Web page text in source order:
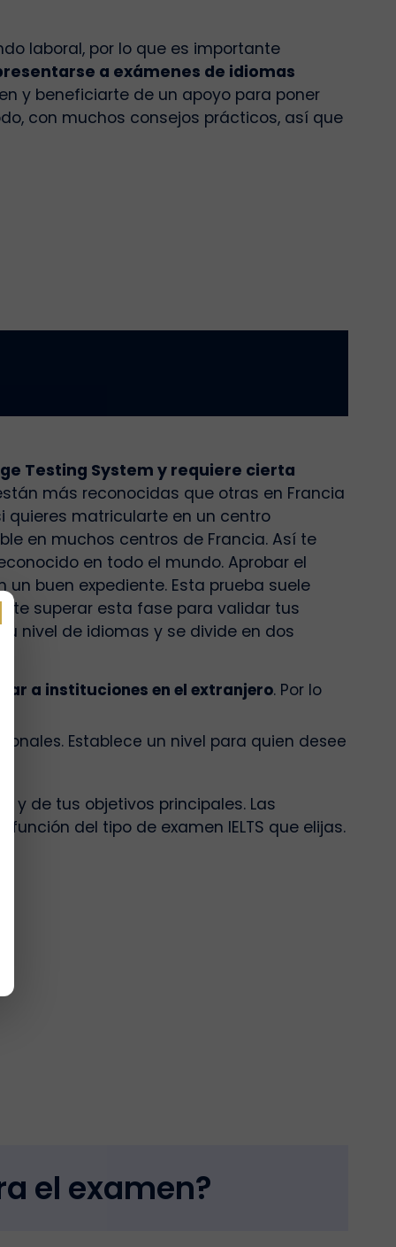
laboral, por lo que es importante
a exámenes de idiomas
y beneficiarte de un apoyo para poner
con muchos consejos prácticos, así que
Testing System y requiere cierta
más reconocidas que otras en Francia
quieres matricularte en un centro
en muchos centros de Francia. Así te
en todo el mundo. Aprobar el
buen expediente. Esta prueba suele
superar esta fase para validar tus
nivel de idiomas y se divide en dos
a instituciones en el extranjero. Por lo
Establece un nivel para quien desee
y de tus objetivos principales. Las
del tipo de examen IELTS que elijas.
el examen?